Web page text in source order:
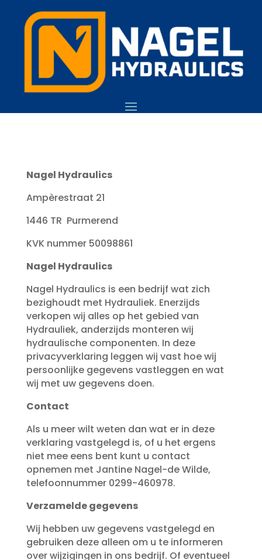
Nagel Hydraulics
Ampèrestraat 21
1446 TR Purmerend
KVK nummer 50098861
Nagel Hydraulics
Nagel Hydraulics is een bedrijf wat zich
bezighoudt met Hydrauliek. Enerzijds
verkopen wij alles op het gebied van
Hydrauliek, anderzijds monteren wij
hydraulische componenten. In deze
privacyverklaring leggen wij vast hoe wij
persoonlijke gegevens vastleggen en wat
wij met uw gegevens doen.
Contact
Als u meer wilt weten dan wat er in deze
verklaring vastgelegd is, of u het ergens
niet mee eens bent kunt u contact
opnemen met Jantine Nagel-de Wilde,
telefoonnummer 0299-460978.
Verzamelde gegevens
Wij hebben uw gegevens vastgelegd en
gebruiken deze alleen om u te informeren
over wijzigingen in ons bedrijf. Of eventueel